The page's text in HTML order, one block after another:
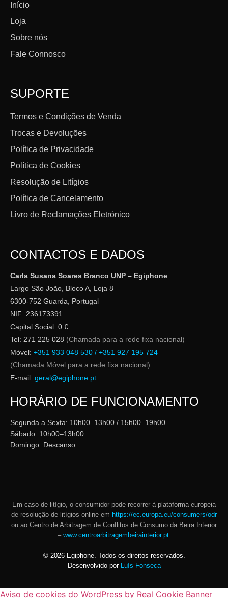
Início
Loja
Sobre nós
Fale Connosco
SUPORTE
Termos e Condições de Venda
Trocas e Devoluções
Política de Privacidade
Política de Cookies
Resolução de Litígios
Política de Cancelamento
Livro de Reclamações Eletrónico
CONTACTOS E DADOS
Carla Susana Soares Branco UNP – Egiphone
Largo São João, Bloco A, Loja 8
6300-752 Guarda, Portugal
NIF: 236173391
Capital Social: 0 €
Tel: 271 225 028 (Chamada para a rede fixa nacional)
Móvel: +351 933 048 530 / +351 927 195 724
(Chamada Móvel para a rede fixa nacional)
E-mail: geral@egiphone.pt
HORÁRIO DE FUNCIONAMENTO
Segunda a Sexta: 10h00–13h00 / 15h00–19h00
Sábado: 10h00–13h00
Domingo: Descanso
Em caso de litígio, o consumidor pode recorrer à plataforma europeia
de resolução de litígios online em https://ec.europa.eu/consumers/odr
ou ao Centro de Arbitragem de Conflitos de Consumo da Beira Interior
– www.centroarbitragembeirainterior.pt.
© 2026Egiphone. Todos os direitos reservados.
Desenvolvido por Luís Fonseca
Aviso de cookies do WordPress by Real Cookie Banner